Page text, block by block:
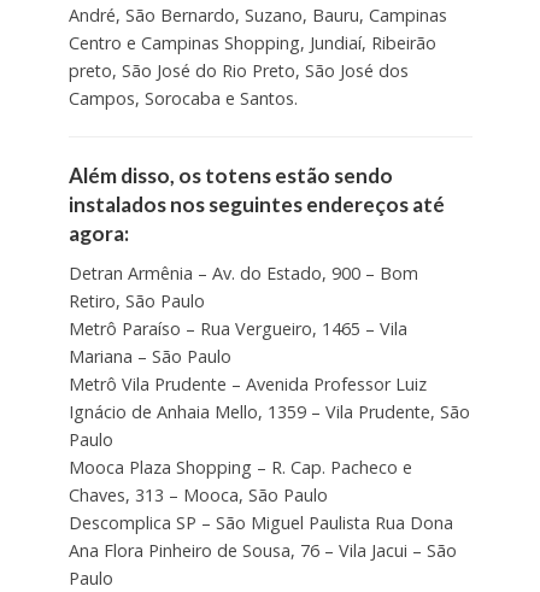
André, São Bernardo, Suzano, Bauru, Campinas
Centro e Campinas Shopping, Jundiaí, Ribeirão
preto, São José do Rio Preto, São José dos
Campos, Sorocaba e Santos.
Além disso, os totens estão sendo
instalados nos seguintes endereços até
agora:
Detran Armênia – Av. do Estado, 900 – Bom
Retiro, São Paulo
Metrô Paraíso – Rua Vergueiro, 1465 – Vila
Mariana – São Paulo
Metrô Vila Prudente – Avenida Professor Luiz
Ignácio de Anhaia Mello, 1359 – Vila Prudente, São
Paulo
Mooca Plaza Shopping – R. Cap. Pacheco e
Chaves, 313 – Mooca, São Paulo
Descomplica SP – São Miguel Paulista Rua Dona
Ana Flora Pinheiro de Sousa, 76 – Vila Jacui – São
Paulo